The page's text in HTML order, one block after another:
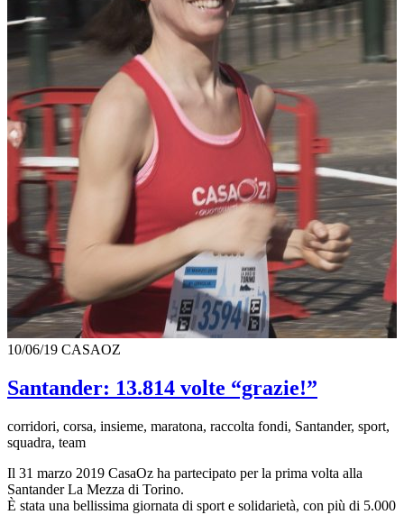
10/06/19 CASAOZ
Santander: 13.814 volte “grazie!”
corridori, corsa, insieme, maratona, raccolta fondi, Santander, sport,
squadra, team
Il 31 marzo 2019 CasaOz ha partecipato per la prima volta alla
Santander La Mezza di Torino.
È stata una bellissima giornata di sport e solidarietà, con più di 5.000